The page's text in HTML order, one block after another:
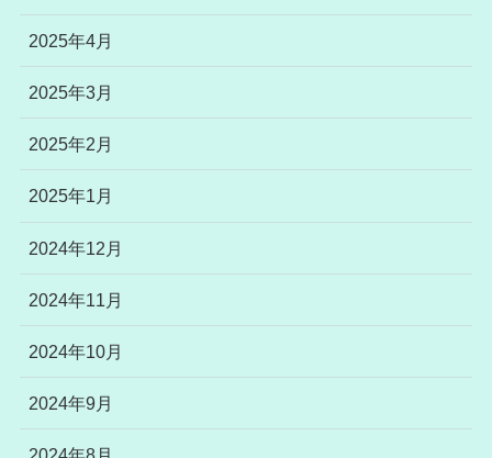
2025年4月
2025年3月
2025年2月
2025年1月
2024年12月
2024年11月
2024年10月
2024年9月